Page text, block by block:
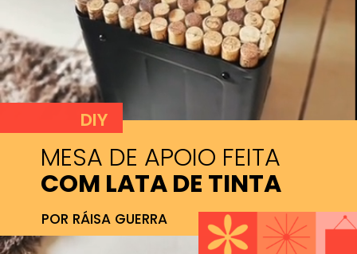
MESA DE APOIO FEITA
COM LATA DE TINTA
POR RÁISA GUERRA
DIY